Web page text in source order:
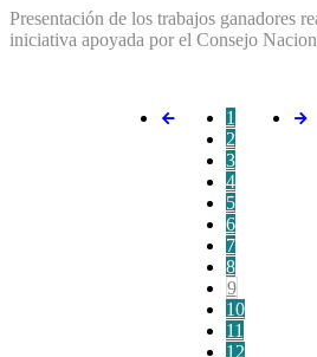
Presentación de los trabajos ganadores
iniciativa apoyada por el Consejo
1
2
3
4
5
6
7
8
9
10
11
12